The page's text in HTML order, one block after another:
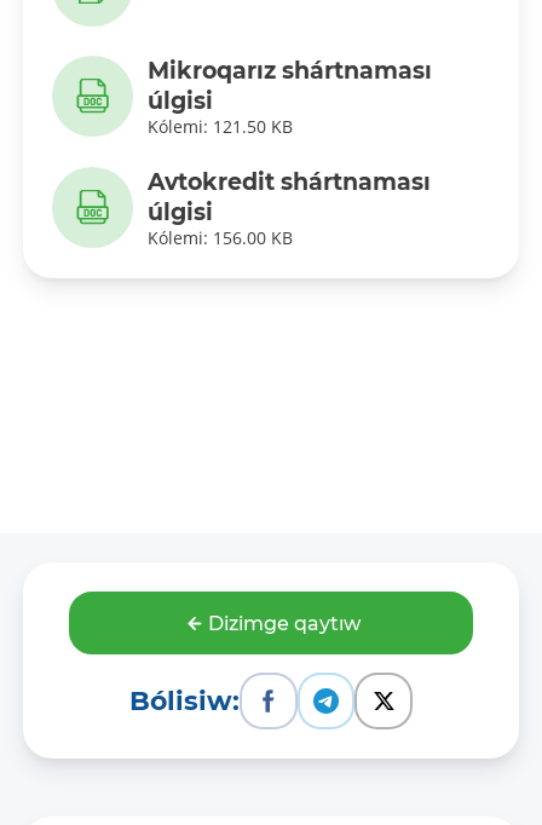
Mikroqarız shártnaması
úlgisi
Kólemi: 121.50 KB
Avtokredit shártnaması
úlgisi
Kólemi: 156.00 KB
Dizimge qaytıw
Bólisiw: